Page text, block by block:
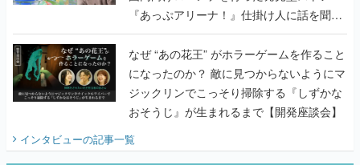
『あっぷアリーナ！』仕掛け人に話を聞い
てみた
なぜ “あの花王” がホラーゲームを作ること
になったのか？ 敵に見つからないようにマ
ジックリンでこっそり掃除する『しずかな
おそうじ』が生まれるまで【開発座談会】
インタビューの記事一覧